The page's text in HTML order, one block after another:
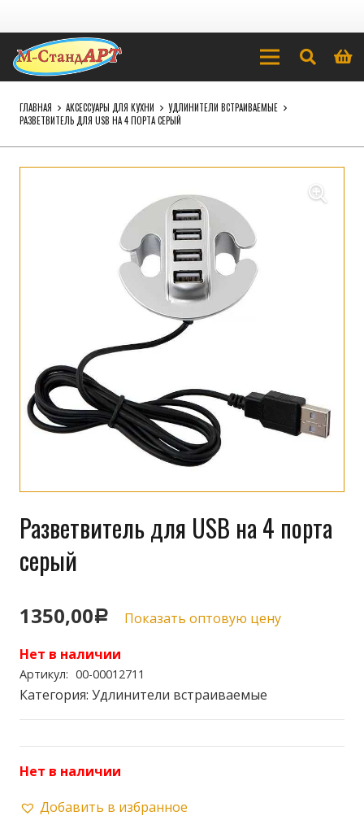
ГЛАВНАЯ АКСЕССУАРЫ ДЛЯ КУХНИ
УДЛИНИТЕЛИ ВСТРАИВАЕМЫЕ
РАЗВЕТВИТЕЛЬ ДЛЯ USB НА 4 ПОРТА СЕРЫЙ
Разветвитель для USB на 4 порта
серый
1350,00Р
Показать оптовую цену
Нет в наличии
Артикул: 00-00012711
Категория: Удлинители встраиваемые
Нет в наличии
Добавить в избранное